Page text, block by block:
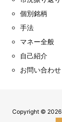
個別銘柄
手法
マネー全般
自己紹介
お問い合わせ
Copyright © 2026